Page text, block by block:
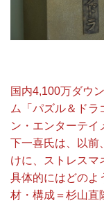
国内4,100万ダウ
ム「パズル＆ドラ
ン・エンターテイ
下一喜氏は、以前
けに、ストレスマ
具体的にはどのよ
材・構成＝杉山直